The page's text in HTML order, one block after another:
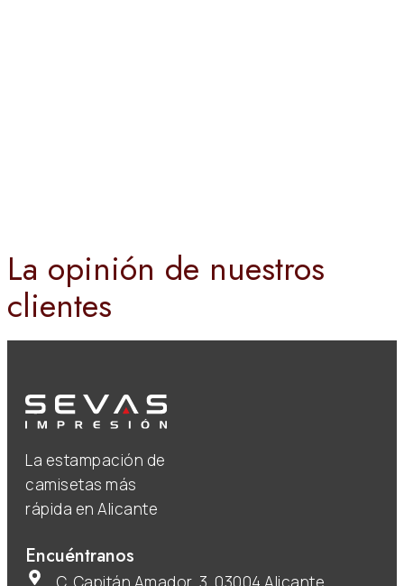
La opinión de nuestros
clientes
La estampación de
camisetas más
rápida en Alicante
Encuéntranos